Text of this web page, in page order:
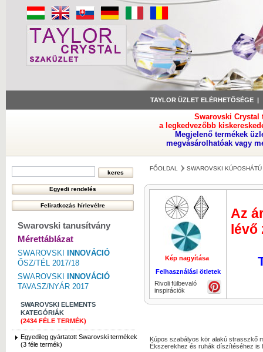
TAYLOR ÜZLET ELÉRHETŐSÉGE
Swarovski Crystal
a legkedvezőbb
Megjelenő termékek
megvásárolhatóak vagy
Swarovski tanusítvány
Mérettáblázat
SWAROVSKI
INNOVÁCIÓ
ŐSZ/TÉL 2017/18
SWAROVSKI
INNOVÁCIÓ
TAVASZ/NYÁR 2017
SWAROVSKI ELEMENTS
KATEGÓRIÁK
(2434 FÉLE TERMÉK)
Egyedileg gyártatott Swarovski termékek
(3 féle termék)
FŐOLDAL SWAROVSKI
Kép nagyítása
Kép
Felhasználási ötletek
Rivoli fülbevaló
inspirációk
Az
lévő
Kúpos szabályos kör alakú strasszkő
Ékszerekhez és ruhák díszítéséhez is